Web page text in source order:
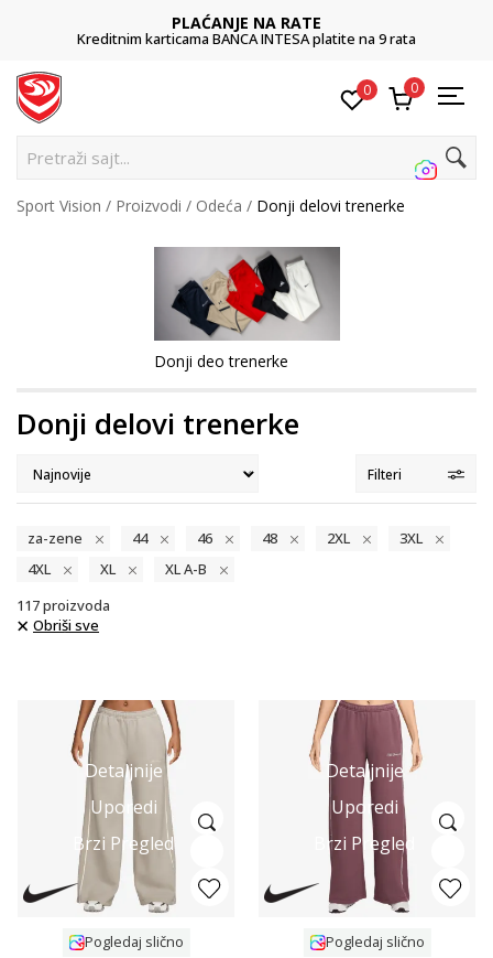
PLAĆANJE NA RATE
Kreditnim karticama BANCA INTESA platite na 9 rata
0 0
Pretraž
Sport Vision Proizvodi Odeća Donji delovi trenerke
Donji deo trenerke
Donji delovi trenerke
Filteri
za-zene 44 46 48 2XL
3XL
4XL
XL
XL A-B
117proizvoda
Obriši sve
Detaljnije
Uporedi
Brzi Pregled
Pogledaj slično
Detaljnije
Uporedi
Brzi Pregled
Pogledaj slično